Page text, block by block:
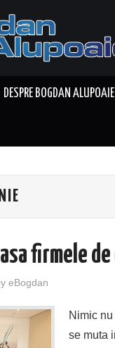
DESPRE BOGDAN ALUPOAIE
firmele
eBogdan
Nimic
se muta